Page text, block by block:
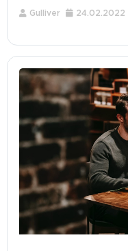
Gulliver 24.02.2022